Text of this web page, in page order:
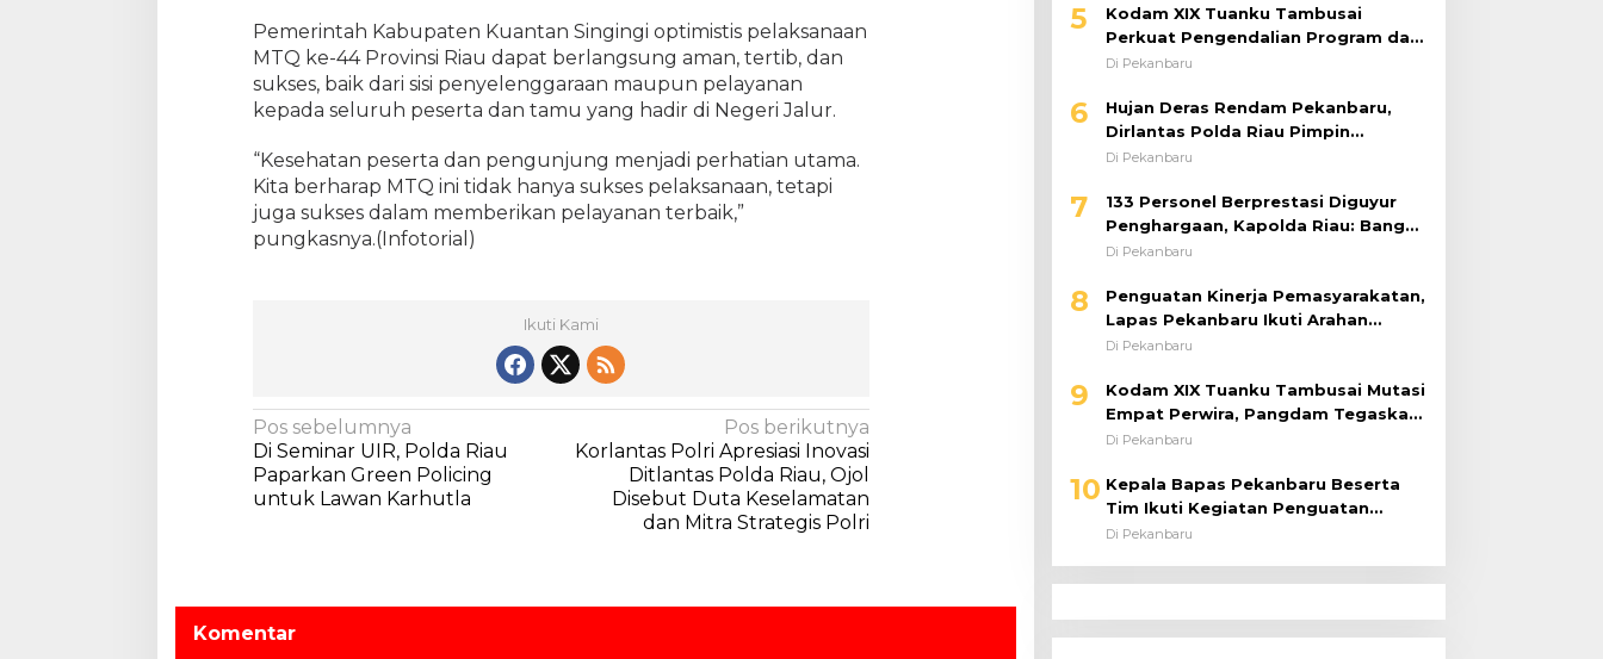
Pemerintah Kabupaten Kuantan Singingi optimistis pelaksanaan
MTQ ke-44 Provinsi Riau dapat berlangsung aman, tertib, dan
sukses, baik dari sisi penyelenggaraan maupun pelayanan
kepada seluruh peserta dan tamu yang hadir di Negeri Jalur.
“Kesehatan peserta dan pengunjung menjadi perhatian utama.
Kita berharap MTQ ini tidak hanya sukses pelaksanaan, tetapi
juga sukses dalam memberikan pelayanan terbaik,”
pungkasnya.(Infotorial)
Ikuti Kami
N
a
v
a
s
Pos sebelumnya
Di Seminar UIR, Polda Riau
Paparkan Green Policing
untuk Lawan Karhutla
Pos berikutnya
Korlantas Polri Apresiasi Inovasi
Ditlantas Polda Riau, Ojol
Disebut Duta Keselamatan
dan Mitra Strategis Polri
Komentar
5
Kodam XIX Tuanku Tambusai
Perkuat Pengendalian Program dan
Implementasi Doktrin TNI AD
Di Pekanbaru
6
Hujan Deras Rendam Pekanbaru,
Dirlantas Polda Riau Pimpin
Langsung Urai Kemacetan dan
Di Pekanbaru
7
133 Personel Berprestasi Diguyur
Penghargaan, Kapolda Riau: Bangun
Kepercayaan Publik dengan Karya
Di Pekanbaru
8
Penguatan Kinerja Pemasyarakatan,
Lapas Pekanbaru Ikuti Arahan
Dirjenpas Secara Virtual
Di Pekanbaru
9
Kodam XIX Tuanku Tambusai Mutasi
Empat Perwira, Pangdam Tegaskan
Regenerasi untuk Perkuat Kinerja
Di Pekanbaru
10 Kepala Bapas Pekanbaru Beserta
Tim Ikuti Kegiatan Penguatan
Tugas dan Fungsi serta Paparan
Di Pekanbaru